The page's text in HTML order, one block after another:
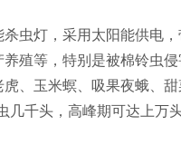
虫灯，采用太阳能供电
殖等，特别是被棉铃虫侵
、玉米螟、吸果夜蛾、
千头，高峰期可达上万